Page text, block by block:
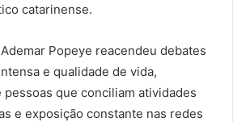
catarinense.
Popeye reacendeu debates
e qualidade de vida,
que conciliam atividades
e exposição constante nas redes